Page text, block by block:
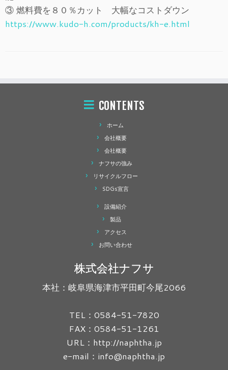
③ 燃料費を８０％カット 大幅なコストダウン
https://www.kudo-h.com/products/kh-e.html
CONTENTS
ホーム
会社概要
会社概要
ナフサの強み
リサイクルフロー
SDGs宣言
設備紹介
製品
アクセス
お問い合わせ
株式会社ナフサ
本社：岐阜県海津市平田町今尾2066
TEL：0584-51-7820
FAX：0584-51-1261
URL：http://naphtha.jp
e-mail：info@naphtha.jp